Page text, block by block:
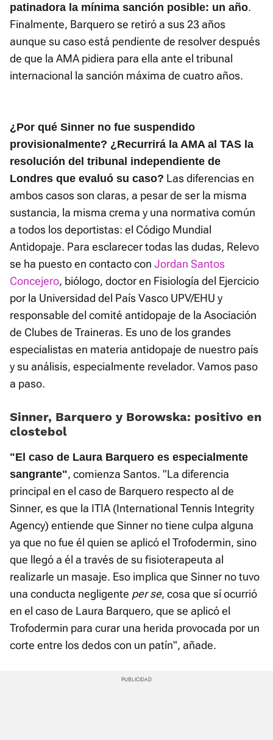
patinadora la mínima sanción posible: un año.
Finalmente, Barquero se retiró a sus 23 años
aunque su caso está pendiente de resolver después
de que la AMA pidiera para ella ante el tribunal
internacional la sanción máxima de cuatro años.
¿Por qué Sinner no fue suspendido
provisionalmente? ¿Recurrirá la AMA al TAS la
resolución del tribunal independiente de
Londres que evaluó su caso? Las diferencias en
ambos casos son claras, a pesar de ser la misma
sustancia, la misma crema y una normativa común
a todos los deportistas: el Código Mundial
Antidopaje. Para esclarecer todas las dudas, Relevo
se ha puesto en contacto con Jordan Santos
Concejero, biólogo, doctor en Fisiología del Ejercicio
por la Universidad del País Vasco UPV/EHU y
responsable del comité antidopaje de la Asociación
de Clubes de Traineras. Es uno de los grandes
especialistas en materia antidopaje de nuestro país
y su análisis, especialmente revelador. Vamos paso
a paso.
Sinner, Barquero y Borowska: positivo en
clostebol
"El caso de Laura Barquero es especialmente
sangrante", comienza Santos. "La diferencia
principal en el caso de Barquero respecto al de
Sinner, es que la ITIA (International Tennis Integrity
Agency) entiende que Sinner no tiene culpa alguna
ya que no fue él quien se aplicó el Trofodermin, sino
que llegó a él a través de su fisioterapeuta al
realizarle un masaje. Eso implica que Sinner no tuvo
una conducta negligente per se, cosa que sí ocurrió
en el caso de Laura Barquero, que se aplicó el
Trofodermin para curar una herida provocada por un
corte entre los dedos con un patín", añade.